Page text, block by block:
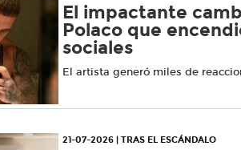
El impactante
Polaco que
sociales
El artista generó miles de
21-07-2026 | TRAS EL ESCÁNDALO